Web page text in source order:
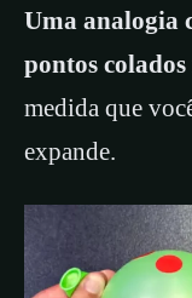
Uma analogia
pontos
medida que
expande.